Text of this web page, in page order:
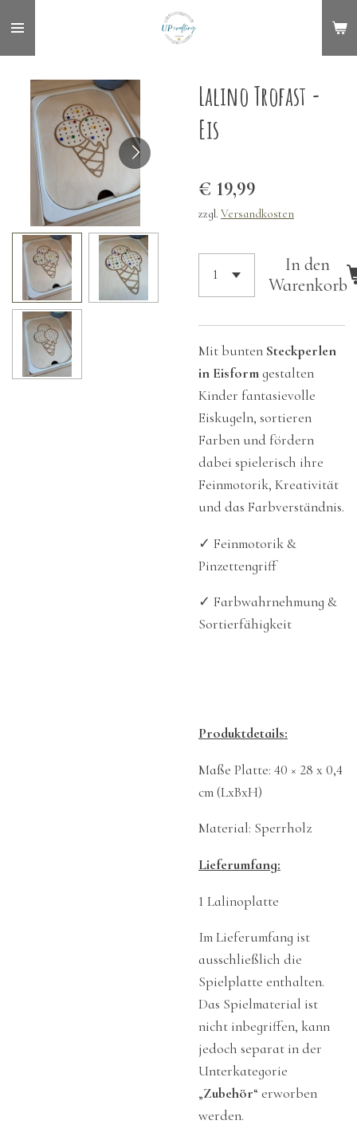
Lalino Trofast -
Eis
€ 19,99
zzgl. Versandkosten
In den
Warenkorb
Mit bunten Steckperlen
in Eisformgestalten
Kinder fantasievolle
Eiskugeln, sortieren
Farben und fördern
dabei spielerisch ihre
Feinmotorik, Kreativität
und das Farbverständnis.
✓ Feinmotorik &
Pinzettengriff
✓ Farbwahrnehmung &
Sortierfähigkeit
Produktdetails:
Maße Platte: 40 × 28 x 0,4
cm (LxBxH)
Material: Sperrholz
Lieferumfang:
1 Lalinoplatte
Im Lieferumfang ist
ausschließlich die
Spielplatte enthalten.
Das Spielmaterial ist
nicht inbegriffen, kann
jedoch separat in der
Unterkategorie
„Zubehör“ erworben
werden.